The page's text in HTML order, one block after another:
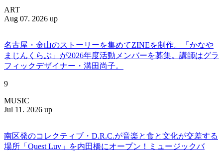
ART
Aug 07. 2026 up
名古屋・金山のストーリーを集めてZINEを制作。「かなや
まじんくらぶ」が2026年度活動メンバーを募集。講師はグラ
フィックデザイナー・溝田尚子。
9
MUSIC
Jul 11. 2026 up
南区発のコレクティブ・D.R.C.が⾳楽と⾷と⽂化が交差する
場所「Quest Luv」を内田橋にオープン！ミュージックバ